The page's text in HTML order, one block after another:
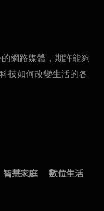
網路媒體，期許能夠
技如何改變生活的各
智慧家庭
數位生活